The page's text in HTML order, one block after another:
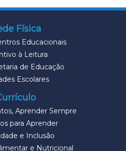
Física
Educacionais
à Leitura
de Educação
Escolares
Aprender Sempre
para Aprender
e Inclusão
e Nutricional